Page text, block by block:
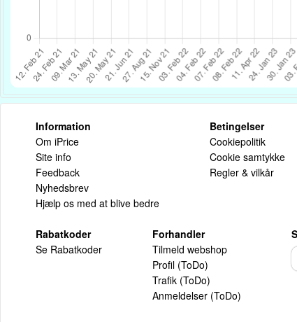
Information
Om iPrice
Site info
Feedback
Nyhedsbrev
Hjælp os med at blive bedre
Betingelser
Cookiepolitik
Cookie samtykke
Regler & vilkår
Rabatkoder
Se Rabatkoder
Forhandler
Tilmeld webshop
Profil (ToDo)
Trafik (ToDo)
Anmeldelser (ToDo)